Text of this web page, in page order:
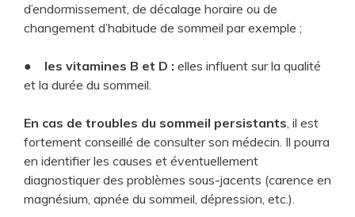
d’endormissement, de décalage horaire ou de
changement d’habitude de sommeil par exemple ;
● les vitamines B et D : elles influent sur la qualité
et la durée du sommeil.
En cas de troubles du sommeil persistants, il est
fortement conseillé de consulter son médecin. Il pourra
en identifier les causes et éventuellement
diagnostiquer des problèmes sous-jacents (carence en
magnésium, apnée du sommeil, dépression, etc.).